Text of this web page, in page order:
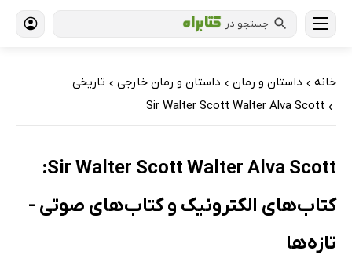
جستجو در
خانه › داستان و رمان › داستان و رمان خارجی › تاریخی
›
Sir Walter Scott Walter Alva Scott
Sir Walter Scott Walter Alva Scott:
کتاب‌های الکترونیک و کتاب‌های صوتی -
تازه‌ها